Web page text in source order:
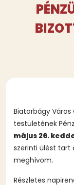
Biatorbágy
testületének
május 26.
szerinti ülést tart
meghívom.
Részletes